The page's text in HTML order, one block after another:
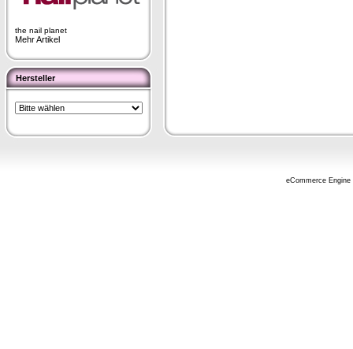
the nail planet
Mehr Artikel
Hersteller
eCommerce